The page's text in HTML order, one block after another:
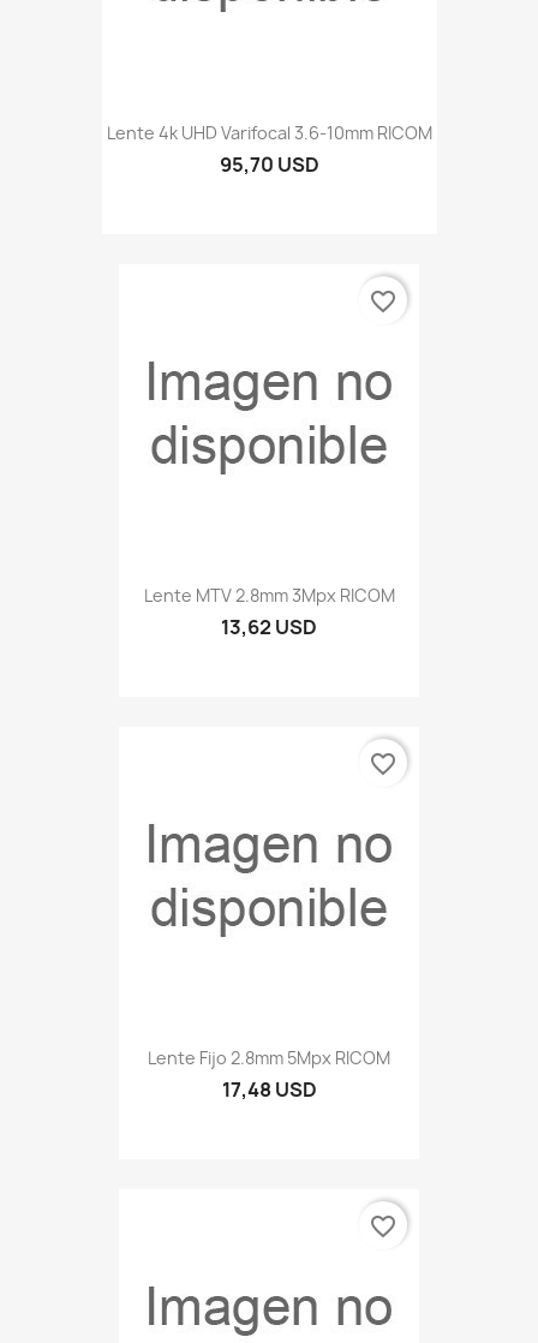
Lente 4k UHD Varifocal 3.6-10mm RICOM
95,70 USD
Lente MTV 2.8mm 3Mpx RICOM
13,62 USD
favorite_border
Lente Fijo 2.8mm 5Mpx RICOM
17,48 USD
favorite_border
favorite_border